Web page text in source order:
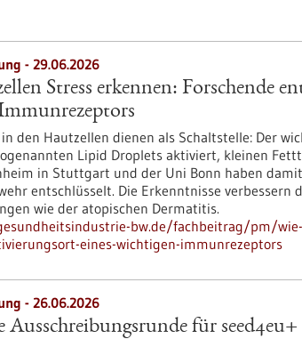
- 29.06.2026
Stress erkennen: Forschende
den Hautzellen dienen als Schaltstelle: Der
Lipid Droplets aktiviert, kleinen
in Stuttgart und der Uni Bonn haben
entschlüsselt. Die Erkenntnisse verbessern
wie der atopischen Dermatitis.
bw.de/fachbeitrag/pm/
eines-wichtigen-immunrezeptors
- 26.06.2026
Ausschreibungsrunde für